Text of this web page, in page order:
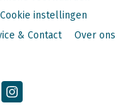
Cookie instellingen
& Contact Over ons